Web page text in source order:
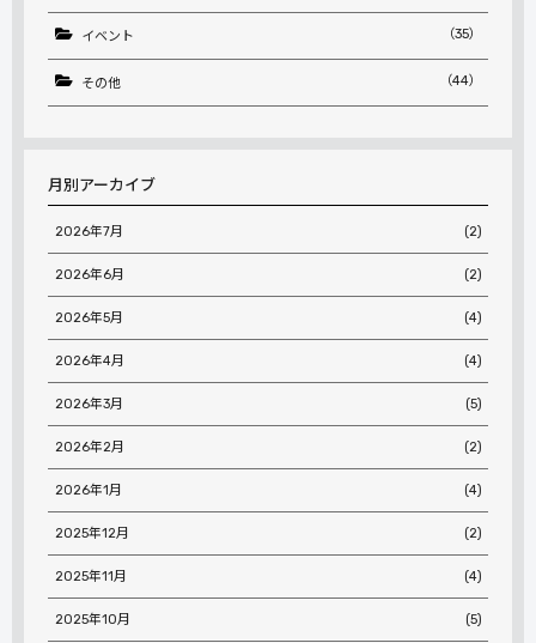
イベント （35）
その他 （44）
月別アーカイブ
2026年7月 (2)
2026年6月 (2)
2026年5月 (4)
2026年4月 (4)
2026年3月 (5)
2026年2月 (2)
2026年1月 (4)
2025年12月 (2)
2025年11月 (4)
2025年10月 (5)